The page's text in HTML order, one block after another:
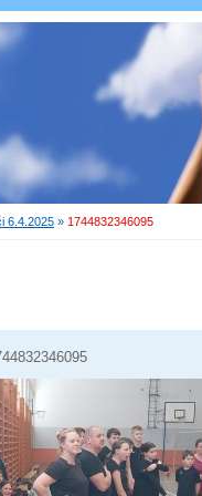
6.4.2025 » 1744832346095